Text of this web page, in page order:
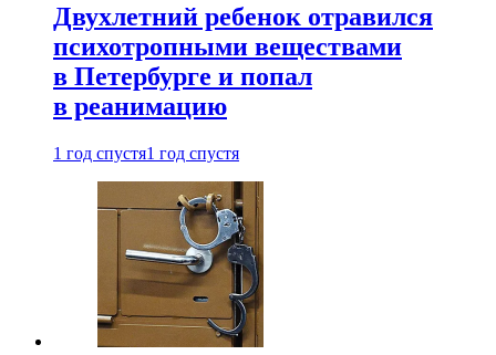
Двухлетний ребенок отравился
психотропными веществами
в Петербурге и попал
в реанимацию
1 год спустя1 год спустя